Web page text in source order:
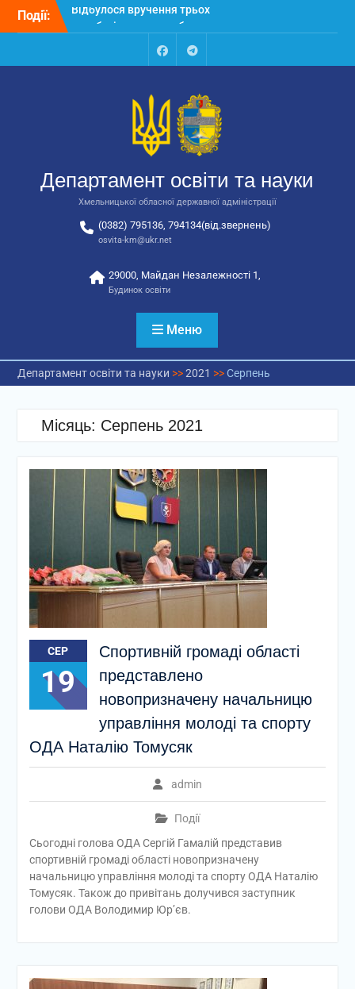
Перейти
Події:
Відбулося засідання
колегії Департаменту
освіти та науки обласної
державної адміністрації
відповідальних за
національно-патріотичне
автобусів для потреб
закладів освіти
FacebookTalegram
Департамент освіти та науки
Хмельницької обласної державної адміністрації
(0382) 795136, 794134(від.звернень)
osvita-km@ukr.net
29000, Майдан Незалежності 1,
Будинок освіти
Меню
Департамент освіти та науки >>2021 >> Серпень
Місяць: Серпень 2021
СЕР
19
Спортивній громаді області
представлено
новопризначену начальницю
управління молоді та спорту
ОДА Наталію Томусяк
admin
Події
Сьогодні голова ОДА Сергій Гамалій представив
спортивній громаді області новопризначену
начальницю управління молоді та спорту ОДА Наталію
Томусяк. Також до привітань долучився заступник
голови ОДА Володимир Юр’єв.